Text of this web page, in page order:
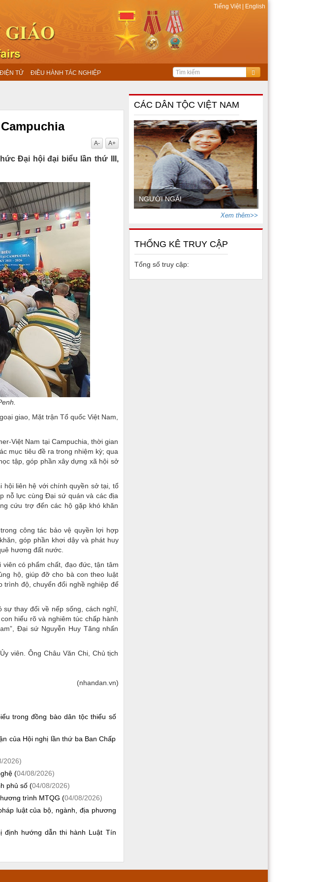
Tiếng Việt English
TỬ ĐIỀU HÀNH TÁC NGHIỆP
A+
A-
Đại hội đại biểu lần thứ III,
giao, Mặt trận Tổ quốc Việt Nam,
Việt Nam tại Campuchia, thời gian
mục tiêu đề ra trong nhiệm kỳ; qua
tập, góp phần xây dựng xã hội sở
hội liên hệ với chính quyền sở tại, tổ
nỗ lực cùng Đại sứ quán và các địa
cứu trợ đến các hộ gặp khó khăn
công tác bảo vệ quyền lợi hợp
góp phần khơi dậy và phát huy
hương đất nước.
có phẩm chất, đạo đức, tận tâm
hộ, giúp đỡ cho bà con theo luật
trình độ, chuyển đổi nghề nghiệp để
sự thay đổi về nếp sống, cách nghĩ,
hiểu rõ và nghiêm túc chấp hành
Đại sứ Nguyễn Huy Tăng nhấn
viên. Ông Châu Văn Chi, Chủ tịch
(nhandan.vn)
trong đồng bào dân tộc thiểu số
của Hội nghị lần thứ ba Ban Chấp
2026)
(04/08/2026)
phủ số (04/08/2026)
trình MTQG (04/08/2026)
luật của bộ, ngành, địa phương
định hướng dẫn thi hành Luật Tín
CÁC DÂN TỘC VIỆT NAM
NGƯỜI NGÁI
Xem thêm>>
THỐNG KÊ TRUY CẬP
Tổng số truy cập: